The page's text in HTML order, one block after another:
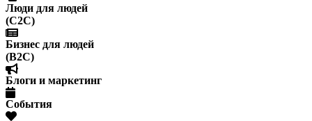
Люди для людей
(С2С)
Бизнес для людей
(B2C)
Блоги и маркетинг
События